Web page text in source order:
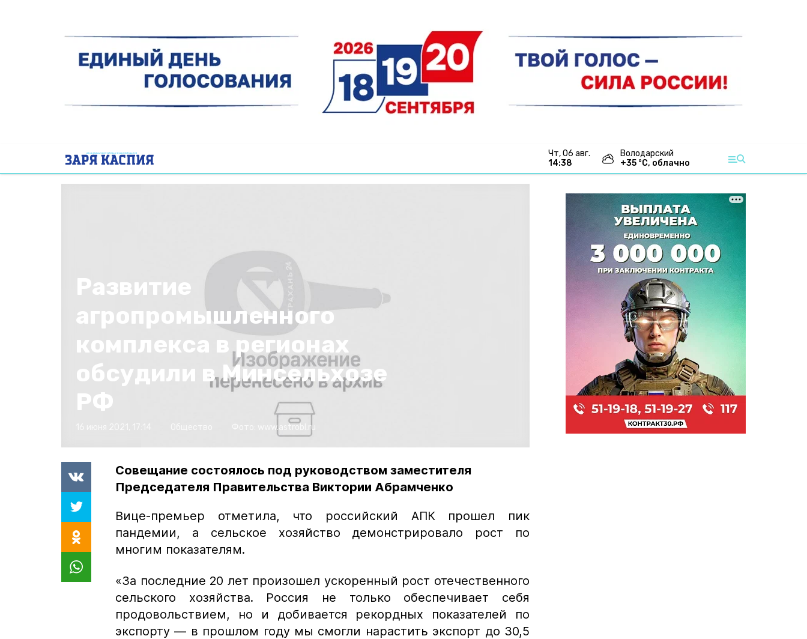
чт, 06 авг.
14:38
Володарский
+35 °С, облачно
Развитие
агропромышленного
комплекса в регионах
обсудили в Минсельхозе
РФ
www.astrobl.ru
Совещание состоялось под руководством заместителя
Председателя Правительства Виктории Абрамченко
Вице-премьер отметила, что российский АПК прошел пик
пандемии, а сельское хозяйство демонстрировало рост по
многим показателям.
«За последние 20 лет произошел ускоренный рост отечественного
сельского хозяйства. Россия не только обеспечивает себя
продовольствием, но и добивается рекордных показателей по
экспорту — в прошлом году мы смогли нарастить экспорт до 30,5